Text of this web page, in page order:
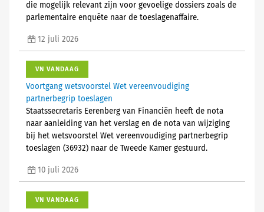
die mogelijk relevant zijn voor gevoelige dossiers zoals de
parlementaire enquête naar de toeslagenaffaire.
12 juli 2026
VN VANDAAG
Voortgang wetsvoorstel Wet vereenvoudiging
partnerbegrip toeslagen
Staatssecretaris Eerenberg van Financiën heeft de nota
naar aanleiding van het verslag en de nota van wijziging
bij het wetsvoorstel Wet vereenvoudiging partnerbegrip
toeslagen (36932) naar de Tweede Kamer gestuurd.
10 juli 2026
VN VANDAAG